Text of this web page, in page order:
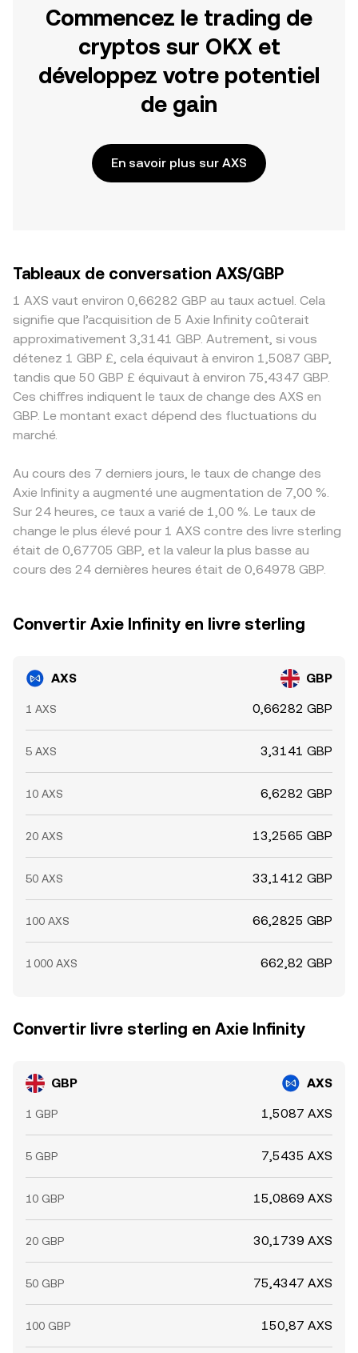
Commencez le trading de
cryptos sur OKX et
développez votre potentiel
de gain
En savoir plus sur AXS
Tableaux de conversation AXS/GBP
1 AXS vaut environ 0,66282 GBP au taux actuel. Cela
signifie que l’acquisition de 5 Axie Infinity coûterait
approximativement 3,3141 GBP. Autrement, si vous
détenez 1 GBP £, cela équivaut à environ 1,5087 GBP,
tandis que 50 GBP £ équivaut à environ 75,4347 GBP.
Ces chiffres indiquent le taux de change des AXS en
GBP. Le montant exact dépend des fluctuations du
marché.
Au cours des 7 derniers jours, le taux de change des
Axie Infinity a augmenté une augmentation de 7,00 %.
Sur 24 heures, ce taux a varié de 1,00 %. Le taux de
change le plus élevé pour 1 AXS contre des livre sterling
était de 0,67705 GBP, et la valeur la plus basse au
cours des 24 dernières heures était de 0,64978 GBP.
Convertir Axie Infinity en livre sterling
AXS GBP
1 AXS 0,66282 GBP
5 AXS 3,3141 GBP
10 AXS 6,6282 GBP
20 AXS 13,2565 GBP
50 AXS 33,1412 GBP
100 AXS 66,2825 GBP
1 000 AXS 662,82 GBP
Convertir livre sterling en Axie Infinity
GBP AXS
1 GBP 1,5087 AXS
5 GBP 7,5435 AXS
10 GBP 15,0869 AXS
20 GBP 30,1739 AXS
50 GBP 75,4347 AXS
100 GBP 150,87 AXS